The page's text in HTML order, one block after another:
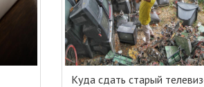
Куда сдать старый